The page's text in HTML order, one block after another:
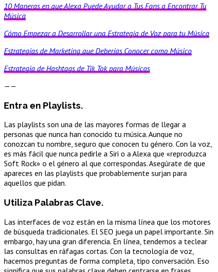
10 Maneras en que Alexa Puede Ayudar a Tus Fans a Encontrar Tu
Música
Cómo Empezar a Desarrollar una Estrategia de Voz para tu Música
Estrategias de Marketing que Deberías Conocer como Músico
Estrategia de Hashtags de Tik Tok para Músicos
——
Entra en Playlists.
Las playlists son una de las mayores formas de llegar a
personas que nunca han conocido tu música. Aunque no
conozcan tu nombre, seguro que conocen tu género. Con la voz,
es más fácil que nunca pedirle a Siri o a Alexa que «reproduzca
Soft Rock» o el género al que correspondas. Asegúrate de que
apareces en las playlists que probablemente surjan para
aquellos que pidan.
Utiliza Palabras Clave.
Las interfaces de voz están en la misma línea que los motores
de búsqueda tradicionales. El SEO juega un papel importante. Sin
embargo, hay una gran diferencia. En línea, tendemos a teclear
las consultas en ráfagas cortas. Con la tecnología de voz,
hacemos preguntas de forma completa, tipo conversación. Eso